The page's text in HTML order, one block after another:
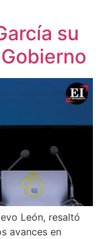
su
León, resaltó
avances en